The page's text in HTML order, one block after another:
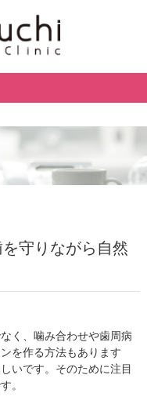
介
間 守りながら自然
く、噛み合わせや歯周病
を作る方法もあります
いです。そのために注目
。